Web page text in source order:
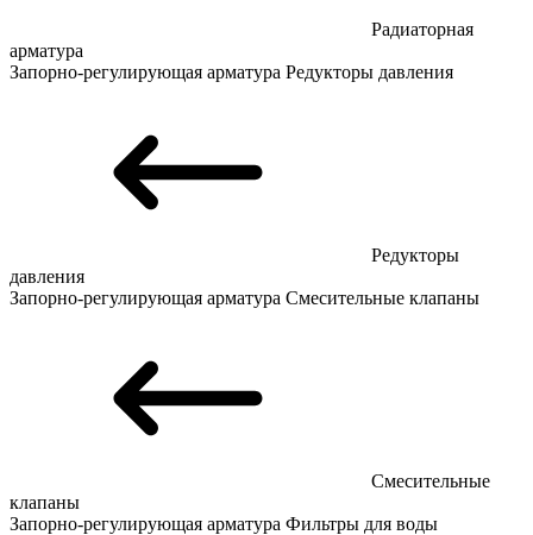
Радиаторная
арматура
Запорно-регулирующая арматура Редукторы давления
Редукторы
давления
Запорно-регулирующая арматура Смесительные клапаны
Смесительные
клапаны
Запорно-регулирующая арматура Фильтры для воды